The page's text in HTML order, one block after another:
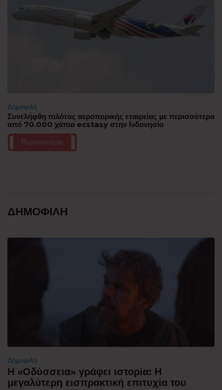
Δημοφιλή
Συνελήφθη πιλότος αεροπορικής εταιρείας με περισσότερα
από 70.000 χάπια ecstasy στην Ινδονησία
Περισσότερα
ΔΗΜΟΦΙΛΗ
Δημοφιλή
Η «Οδύσσεια» γράφει ιστορία: Η
μεγαλύτερη εισπρακτική επιτυχία του